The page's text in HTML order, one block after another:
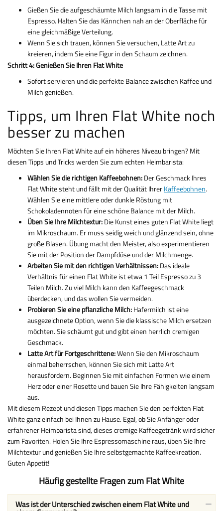
Gießen Sie die aufgeschäumte Milch langsam in die Tasse mit
Espresso. Halten Sie das Kännchen nah an der Oberfläche für
eine gleichmäßige Verteilung.
Wenn Sie sich trauen, können Sie versuchen, Latte Art zu
kreieren, indem Sie eine Figur in den Schaum zeichnen.
Schritt 4: Genießen Sie Ihren Flat White
Sofort servieren und die perfekte Balance zwischen Kaffee und
Milch genießen.
Tipps, um Ihren Flat White noch
besser zu machen
Möchten Sie Ihren Flat White auf ein höheres Niveau bringen? Mit
diesen Tipps und Tricks werden Sie zum echten Heimbarista:
Wählen Sie die richtigen Kaffeebohnen:Der Geschmack Ihres
Flat White steht und fällt mit der Qualität IhrerKaffeebohnen.
Wählen Sie eine mittlere oder dunkle Röstung mit
Schokoladennoten für eine schöne Balance mit der Milch.
Üben Sie Ihre Milchtextur:Die Kunst eines guten Flat White liegt
im Mikroschaum. Er muss seidig weich und glänzend sein, ohne
große Blasen. Übung macht den Meister, also experimentieren
Sie mit der Position der Dampfdüse und der Milchmenge.
Arbeiten Sie mit den richtigen Verhältnissen:Das ideale
Verhältnis für einen Flat White ist etwa 1 Teil Espresso zu 3
Teilen Milch. Zu viel Milch kann den Kaffeegeschmack
überdecken, und das wollen Sie vermeiden.
Probieren Sie eine pflanzliche Milch:Hafermilch ist eine
ausgezeichnete Option, wenn Sie die klassische Milch ersetzen
möchten. Sie schäumt gut und gibt einen herrlich cremigen
Geschmack.
Latte Art für Fortgeschrittene:Wenn Sie den Mikroschaum
einmal beherrschen, können Sie sich mit Latte Art
herausfordern. Beginnen Sie mit einfachen Formen wie einem
Herz oder einer Rosette und bauen Sie Ihre Fähigkeiten langsam
aus.
Mit diesem Rezept und diesen Tipps machen Sie den perfekten Flat
White ganz einfach bei Ihnen zu Hause. Egal, ob Sie Anfänger oder
erfahrener Heimbarista sind, dieses cremige Kaffeegetränk wird sicher
zum Favoriten. Holen Sie Ihre Espressomaschine raus, üben Sie Ihre
Milchtextur und genießen Sie Ihre selbstgemachte Kaffeekreation.
Guten Appetit!
Häufig gestellte Fragen zum Flat White
Was ist der Unterschied zwischen einem Flat White und